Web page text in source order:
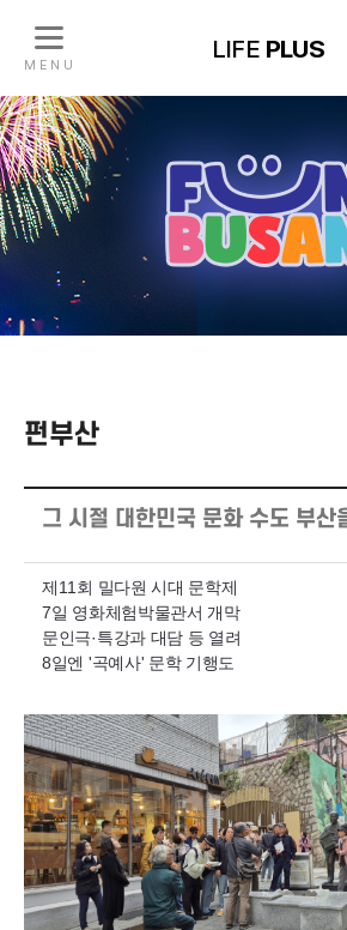
LIFE PLUS
M E N U
펀부산
그 시절 대한민국 문화 수도 부산
제11회 밀다원 시대 문학제
7일 영화체험박물관서 개막
문인극·특강과 대담 등 열려
8일엔 '곡예사' 문학 기행도